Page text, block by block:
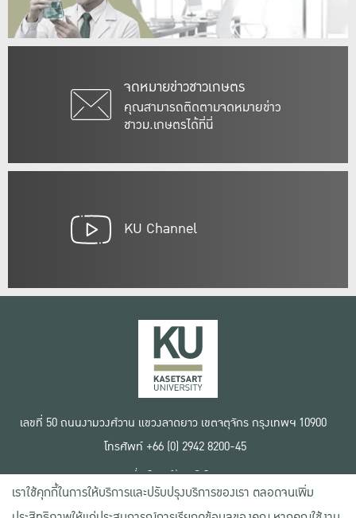
จดหมายข่าวชาวเกษตร
คุณสามารถติดตามจดหมายข่าว
ชาวม.เกษตรได้ที่นี่
KU Channel
เลขที่ 50 ถนนงามวงศ์วาน แขวงลาดยาว เขตจตุจักร กรุงเทพฯ 10900
โทรศัพท์ +66 (0) 2942 8200-45
เงื่อนไขการใช้งานเว็บไซต์
ข้อตกลงด้านสิทธิ์ใช้งาน
นโยบายความเป็นส่วนตัว
เราใช้คุกกี้ในการให้บริการและปรับปรุงบริการของเรา ตลอดจนเพิ่ม